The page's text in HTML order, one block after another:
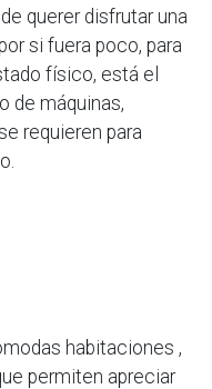
querer disfrutar una
si fuera poco, para
físico, está el
de máquinas,
requieren para
habitaciones ,
permiten apreciar